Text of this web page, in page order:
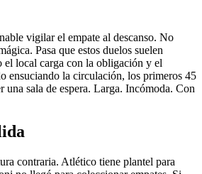
vigilar el empate al descanso. No
Pasa que estos duelos suelen
el local carga con la obligación y el
ensuciando la circulación, los primeros 45
una sala de espera. Larga. Incómoda. Con
contraria. Atlético tiene plantel para